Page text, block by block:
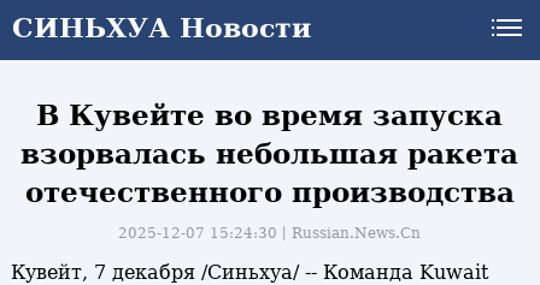
СИНЬХУА Новости
СИНЬХУА Новости
В Кувейте во время запуска
взорвалась небольшая ракета
отечественного производства
2025-12-07 15:24:30丨Russian.News.Cn
Кувейт, 7 декабря /Синьхуа/ -- Команда Kuwait